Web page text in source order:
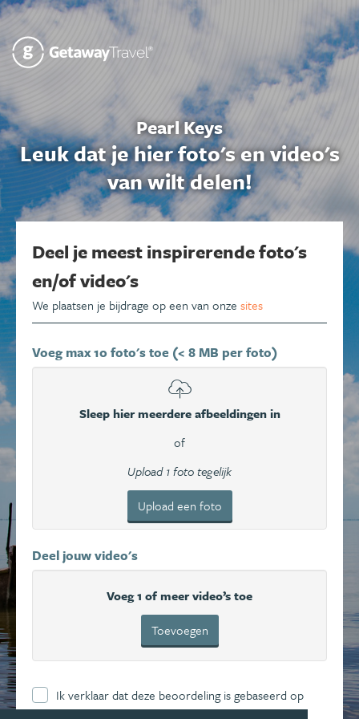
Pearl Keys
Leuk dat je hier foto's en video's
van wilt delen!
Deel je meest inspirerende foto's
en/of video's
We plaatsen je bijdrage op een van onze sites
Voeg max 10 foto's toe (< 8 MB per foto)
Sleep hier meerdere afbeeldingen in
of
Upload 1 foto tegelijk
Upload een foto
Deel jouw video's
Voeg 1 of meer video’s toe
Toevoegen
Ik verklaar dat deze beoordeling is gebaseerd op
mijn eigen ervaring en ga hierbij akkoord met de